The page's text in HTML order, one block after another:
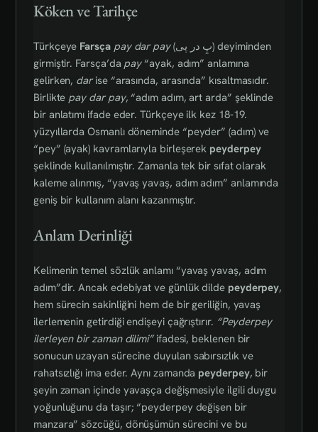
Köken ve Tarihçe
Türkçeye Farsça pay dar pay(پِ در پى) deyiminden
girmiştir. Farsça’da pay“ayak, adım” anlamına
gelirken, darise “arasında, arasında” kısaltmasıdır.
Birlikte pay dar pay, “adım adım, art arda” şeklinde
bir anlatımı ifade eder. Türkçeye ilk kez 18‑19.
yüzyıllarda Osmanlı döneminde “peyder” (adım) ve
“pey” (ayak) kavramlarıyla birleşerek peyderpey
şeklinde kullanılmıştır. Zamanla tek bir sıfat olarak
kaleme alınmış, “yavaş yavaş, adım adım” anlamında
geniş bir kullanım alanı kazanmıştır.
Anlam Derinliği
Kelimenin temel sözlük anlamı “yavaş yavaş, adım
adım”dir. Ancak edebiyat ve günlük dilde peyderpey,
hem sürecin sakinliğini hem de bir geriliğin, yavaş
ilerlemenin getirdiği endişeyi çağrıştırır. “Peyderpey
ilerleyen bir zaman dilimi”ifadesi, beklenen bir
sonucun uzayan sürecine duyulan sabırsızlık ve
rahatsızlığı ima eder. Aynı zamanda peyderpey, bir
şeyin zaman içinde yavaşça değişmesiyle ilgili duygu
yoğunluğunu da taşır; “peyderpey değişen bir
manzara” sözcüğü, dönüşümün sürecini ve bu